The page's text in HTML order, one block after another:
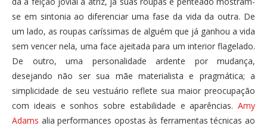
se em sintonia ao diferenciar uma fase da vida da outra. De
um lado, as roupas caríssimas de alguém que já ganhou a vida
sem vencer nela, uma face ajeitada para um interior flagelado.
De outro, uma personalidade ardente por mudança,
desejando não ser sua mãe materialista e pragmática; a
simplicidade de seu vestuário reflete sua maior preocupação
com ideais e sonhos sobre estabilidade e aparências. Amy
Adams alia performances opostas às ferramentas técnicas ao